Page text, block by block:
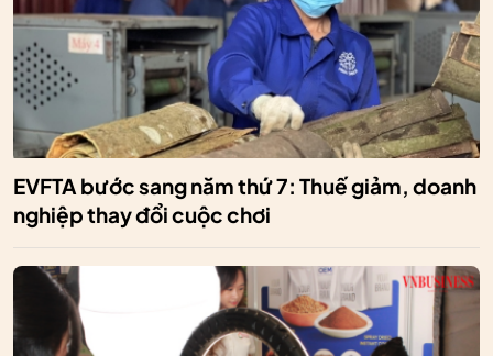
EVFTA bước sang năm thứ 7: Thuế giảm, doanh
nghiệp thay đổi cuộc chơi